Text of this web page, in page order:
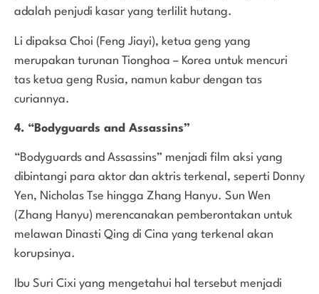
adalah penjudi kasar yang terlilit hutang.
Li dipaksa Choi (Feng Jiayi), ketua geng yang
merupakan turunan Tionghoa – Korea untuk mencuri
tas ketua geng Rusia, namun kabur dengan tas
curiannya.
4. “Bodyguards and Assassins”
“Bodyguards and Assassins” menjadi film aksi yang
dibintangi para aktor dan aktris terkenal, seperti Donny
Yen, Nicholas Tse hingga Zhang Hanyu. Sun Wen
(Zhang Hanyu) merencanakan pemberontakan untuk
melawan Dinasti Qing di Cina yang terkenal akan
korupsinya.
Ibu Suri Cixi yang mengetahui hal tersebut menjadi